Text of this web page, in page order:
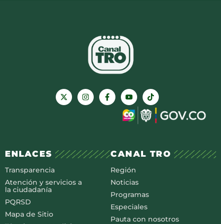
ENLACES
Transparencia
Atención y servicios a
la ciudadanía
PQRSD
Mapa de Sitio
CANAL TRO
Región
Noticias
Programas
Especiales
Pauta con nosotros